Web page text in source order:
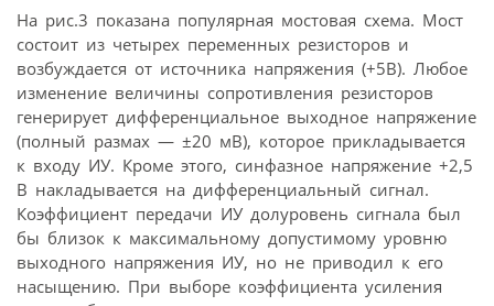
На рис.3 показана популярная мостовая схема. Мост
состоит из четырех переменных резисторов и
возбуждается от источника напряжения (+5В). Любое
изменение величины сопротивления резисторов
генерирует дифференциальное выходное напряжение
(полный размах — ±20 мВ), которое прикладывается
к входу ИУ. Кроме этого, синфазное напряжение +2,5
В накладывается на дифференциальный сигнал.
Коэффициент передачи ИУ долуровень сигнала был
бы близок к максимальному допустимому уровню
выходного напряжения ИУ, но не приводил к его
насыщению. При выборе коэффициента усиления